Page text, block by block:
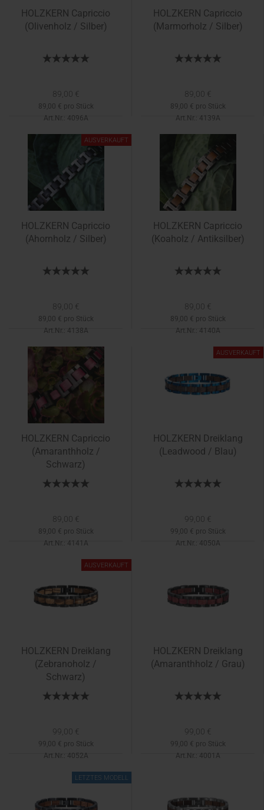
HOLZKERN Capriccio
(Olivenholz / Silber)
89,00 €
89,00 € pro Stück
Art.Nr.: 4096A
HOLZKERN Capriccio
(Marmorholz / Silber)
89,00 €
89,00 € pro Stück
Art.Nr.: 4139A
AUSVERKAUFT
HOLZKERN Capriccio
(Ahornholz / Silber)
89,00 €
89,00 € pro Stück
Art.Nr.: 4138A
HOLZKERN Capriccio
(Koaholz / Antiksilber)
89,00 €
89,00 € pro Stück
Art.Nr.: 4140A
Mai
HOLZKERN Capriccio
(Amaranthholz /
Schwarz)
89,00 €
89,00 € pro Stück
Art.Nr.: 4141A
Mai
AUSVERKAUFT
HOLZKERN Dreiklang
(Leadwood / Blau)
99,00 €
99,00 € pro Stück
Art.Nr.: 4050A
AUSVERKAUFT
HOLZKERN Dreiklang
(Zebranoholz /
Schwarz)
99,00 €
99,00 € pro Stück
Art.Nr.: 4052A
HOLZKERN Dreiklang
(Amaranthholz / Grau)
99,00 €
99,00 € pro Stück
Art.Nr.: 4001A
LETZTES MODELL